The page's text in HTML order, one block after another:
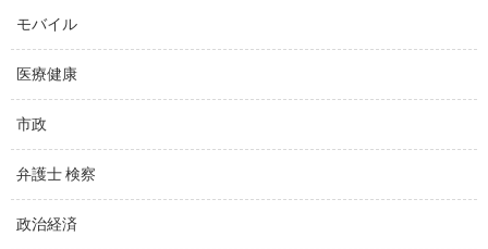
モバイル
医療健康
市政
弁護士 検察
政治経済